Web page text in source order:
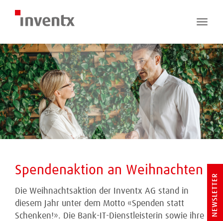
Toggle
Spendenaktion an Weihnachten
Die Weihnachtsaktion der Inventx AG stand in
diesem Jahr unter dem Motto «Spenden statt
Schenken!». Die Bank-IT-Dienstleisterin sowie ihre
NEWSLETTER